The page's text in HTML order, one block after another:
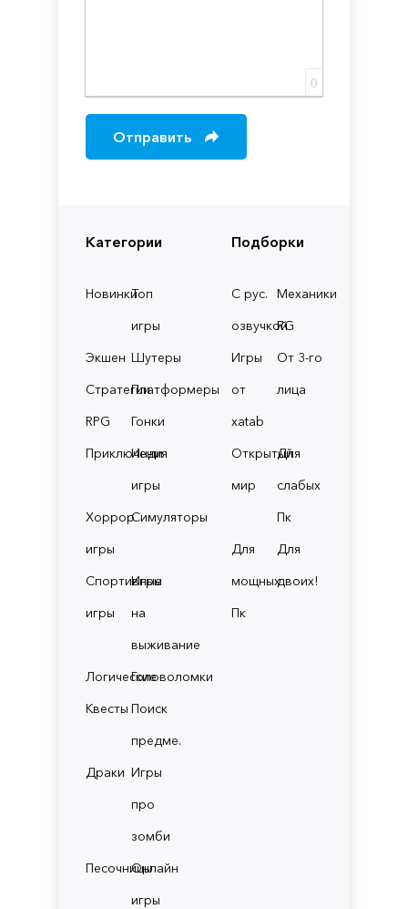
Категории
НовинкиТоп
игры
Экшен Шутеры
СтратегииПлатформеры
RPG
Гонки
Приключения
Инди
игры
Хоррор
игры
Симуляторы
Спортивные
игры
Игры
на
выживание
ЛогическиеГоловоломки
Квесты Поиск
предме.
Драки Игры
про
зомби
ПесочницыОнлайн
игры
Подборки
С рус.
озвучкой
Механики
RG
Игры
от
xatab
От 3-го
лица
Открытый
мир
Для
слабых
Пк
Для
мощных
Пк
Для
двоих!
0
Отправить